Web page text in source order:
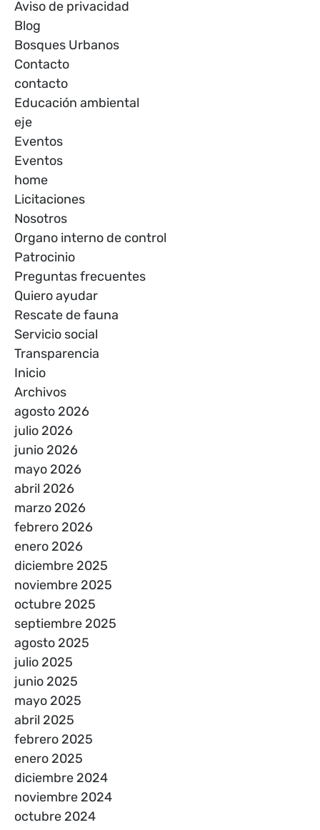
Aviso de privacidad
Blog
Bosques Urbanos
Contacto
contacto
Educación ambiental
eje
Eventos
Eventos
home
Licitaciones
Nosotros
Organo interno de control
Patrocinio
Preguntas frecuentes
Quiero ayudar
Rescate de fauna
Servicio social
Transparencia
Inicio
Archivos
agosto 2026
julio 2026
junio 2026
mayo 2026
abril 2026
marzo 2026
febrero 2026
enero 2026
diciembre 2025
noviembre 2025
octubre 2025
septiembre 2025
agosto 2025
julio 2025
junio 2025
mayo 2025
abril 2025
febrero 2025
enero 2025
diciembre 2024
noviembre 2024
octubre 2024